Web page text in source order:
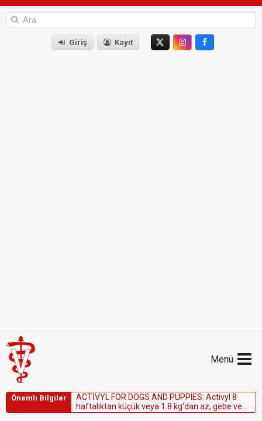
Giriş Kayıt
Menü
Önemli Bilgiler ACTİVYL FOR DOGS AN D PUPP ES: Activy 8
hafta ıktan küçükveya 1 8 kg'dan az, gebe ve
laktasyondakiköpeklerdekullanılmaz.